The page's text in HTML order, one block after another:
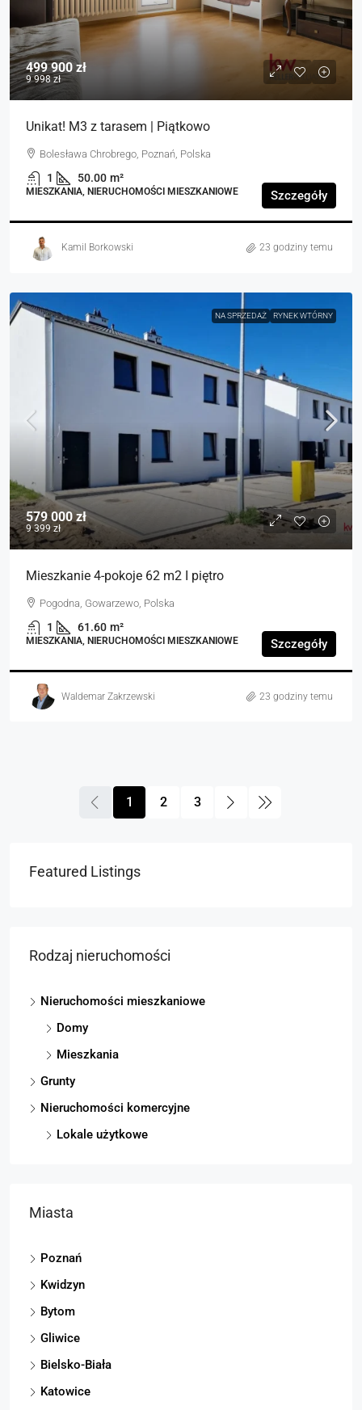
499 900 zł
9 998 zł
Unikat! M3 z tarasem | Piątkowo
Bolesława Chrobrego, Poznań, Polska
1 50.00 m²
MIESZKANIA, NIERUCHOMOŚCI MIESZKANIOWE Szczegóły
Kamil Borkowski 23 godziny temu
NA SPRZEDAŻ RYNEK WTÓRNY
579 000 zł
9 399 zł
Mieszkanie 4-pokoje 62 m2 I piętro
Pogodna, Gowarzewo, Polska
1 61.60 m²
MIESZKANIA, NIERUCHOMOŚCI MIESZKANIOWE Szczegóły
Waldemar Zakrzewski 23 godziny temu
1 2 3
Featured Listings
Rodzaj nieruchomości
Nieruchomości mieszkaniowe
Domy
Mieszkania
Grunty
Nieruchomości komercyjne
Lokale użytkowe
Miasta
Poznań
Kwidzyn
Bytom
Gliwice
Bielsko-Biała
Katowice